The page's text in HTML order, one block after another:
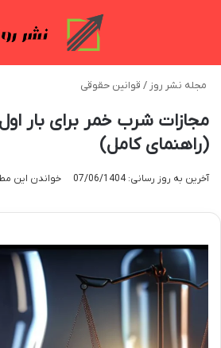
مجله نشر روز / قوانین حقوقی
مجازات شرب خمر برای بار
(راهنمای کامل)
آخرین به روز رسانی: 07/06/1404 خواندن این مطلب 17 دقیقه